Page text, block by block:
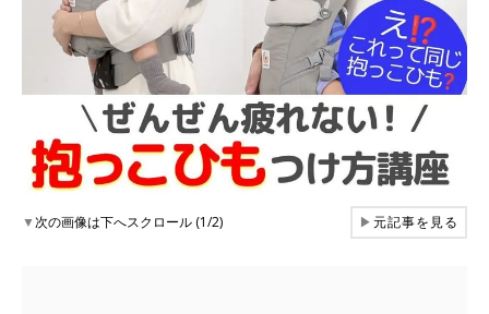
▼次の画像は下へスクロール (1/2) ▶元記事を見る